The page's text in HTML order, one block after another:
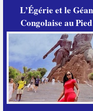
L’Égérie et le
Congolaise au